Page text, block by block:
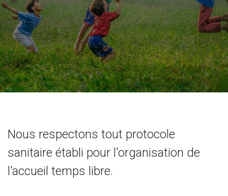
Nous respectons tout protocole
sanitaire établi pour l'organisation de
l'accueil temps libre.